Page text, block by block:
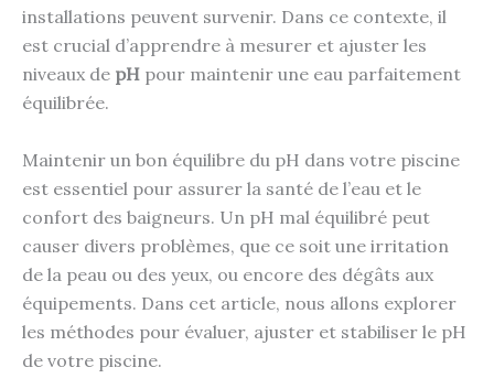
installations peuvent survenir. Dans ce contexte, il
est crucial d’apprendre à mesurer et ajuster les
niveaux de pH pour maintenir une eau parfaitement
équilibrée.
Maintenir un bon équilibre du pH dans votre piscine
est essentiel pour assurer la santé de l’eau et le
confort des baigneurs. Un pH mal équilibré peut
causer divers problèmes, que ce soit une irritation
de la peau ou des yeux, ou encore des dégâts aux
équipements. Dans cet article, nous allons explorer
les méthodes pour évaluer, ajuster et stabiliser le pH
de votre piscine.